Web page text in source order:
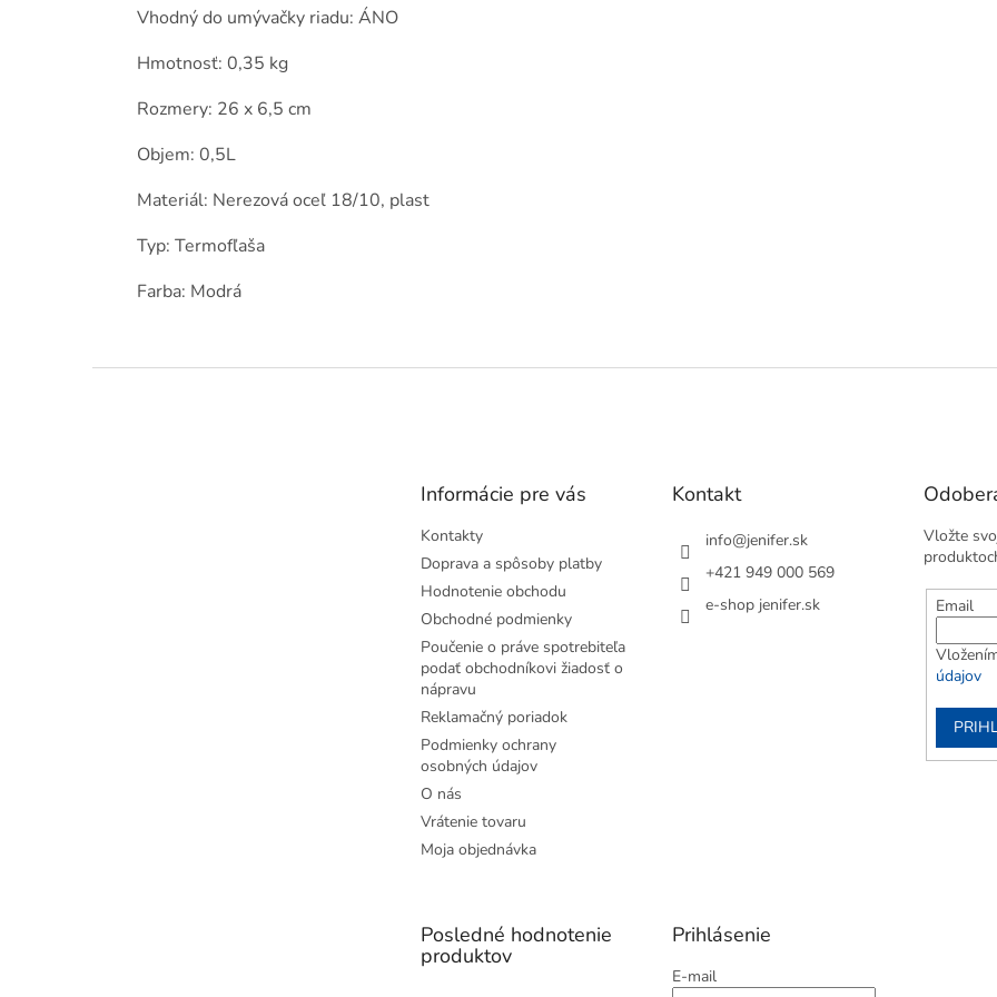
Vhodný do umývačky riadu: ÁNO
Hmotnosť: 0,35 kg
Rozmery: 26 x 6,5 cm
Objem: 0,5L
Materiál: Nerezová oceľ 18/10, plast
Typ: Termofľaša
Farba: Modrá
Informácie pre vás
Kontakty
Doprava a spôsoby platby
Hodnotenie obchodu
Obchodné podmienky
Poučenie o práve spotrebiteľa
podať obchodníkovi žiadosť o
nápravu
Reklamačný poriadok
Podmienky ochrany
osobných údajov
O nás
Vrátenie tovaru
Moja objednávka
Kontakt
info@jenifer.sk
+421 949 000 569
e-shop jenifer.sk
Vložte
Email
údajov
Posledné hodnotenie
produktov
Prihlásenie
E-mail